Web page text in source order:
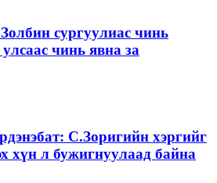
сургуулиас чинь
чинь явна за
С.Зоригийн хэргийг
хүн л бужигнуулаад байна